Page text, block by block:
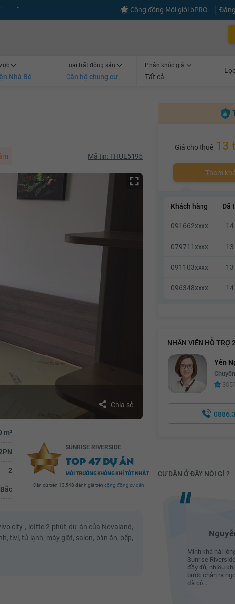
công Cộng đồng Môi giới bPRO
Nhà Bè
Loại bất động sản
Căn hộ chung cư
Phân khúc giá
Tất cả
Mã tin: THUE5195
Chia sẻ
m²
2
Bắc
SUNRISE RIVERSIDE
TOP 47 DỰ ÁN
MÔI TRƯỜNG KHÔNG KHÍ TỐT NHẤT
Căn cứ trên 13,548 đánh giá trên cộng đồng cư dân
city , lottte 2 phút, dự án của Novaland,
tivi, tủ lạnh, máy giặt, salon, bàn ăn, bếp,
Giá cho thuê 13
Tham
Khách hàng Đã
091662xxxx 14
079711xxxx 13
091103xxxx 13
096348xxxx 14
NHÂN VIÊN HỖ TRỢ
Yến
CƯ DÂN Ở ĐÂY NÓI GÌ ?
Nguyễn Thị Cẩm Tú
Mình khá hài
Sunrise
đầy đủ, nhiều
bước chân ra
đã có...